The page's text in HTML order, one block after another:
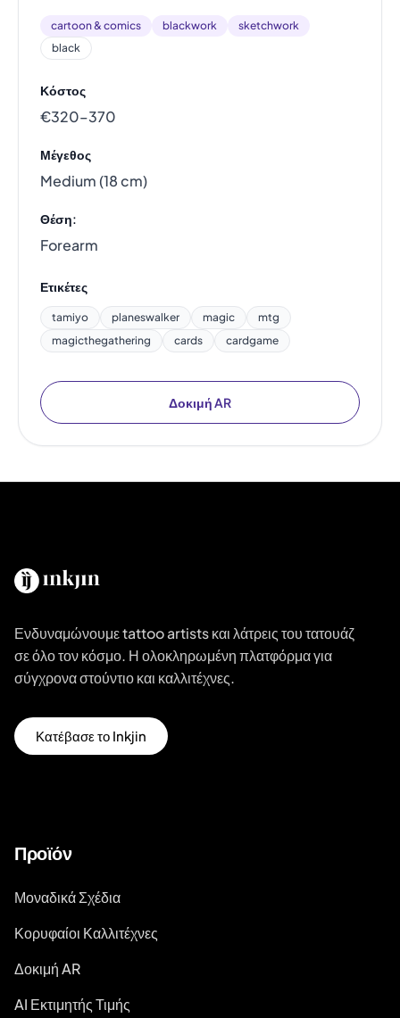
cartoon & comics blackwork
sketchwork
black
Κόστος
€320–370
Μέγεθος
Medium (18 cm)
Θέση:
Forearm
Ετικέτες
tamiyo planeswalker magic
mtg
magicthegathering
cards cardgame
Δοκιμή AR
Ενδυναμώνουμε tattoo artists και λάτρεις του τατουάζ
σε όλο τον κόσμο. Η ολοκληρωμένη πλατφόρμα για
σύγχρονα στούντιο και καλλιτέχνες.
Κατέβασε το Inkjin
Προϊόν
Μοναδικά Σχέδια
Κορυφαίοι Καλλιτέχνες
Δοκιμή AR
AI Εκτιμητής Τιμής